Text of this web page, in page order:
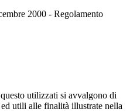
2000 - Regolamento
utilizzati si avvalgono di
utili alle finalità illustrate nella